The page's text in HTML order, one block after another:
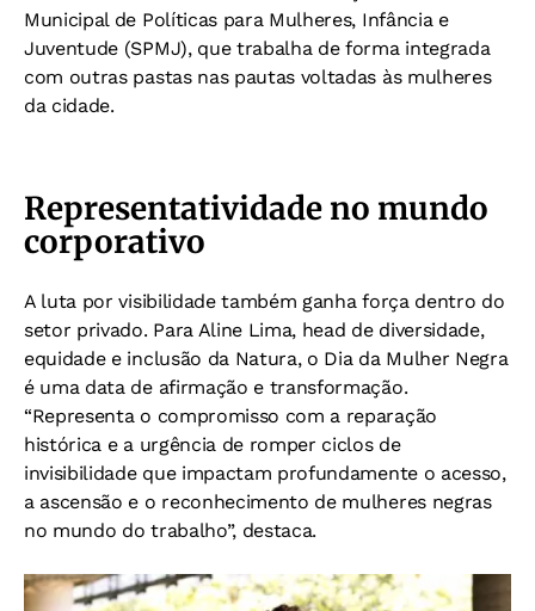
Municipal de Políticas para Mulheres, Infância e
Juventude (SPMJ), que trabalha de forma integrada
com outras pastas nas pautas voltadas às mulheres
da cidade.
Representatividade no mundo
corporativo
A luta por visibilidade também ganha força dentro do
setor privado. Para Aline Lima, head de diversidade,
equidade e inclusão da Natura, o Dia da Mulher Negra
é uma data de afirmação e transformação.
“Representa o compromisso com a reparação
histórica e a urgência de romper ciclos de
invisibilidade que impactam profundamente o acesso,
a ascensão e o reconhecimento de mulheres negras
no mundo do trabalho”, destaca.